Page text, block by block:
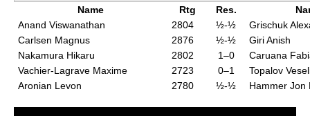
Name
Rtg Res.
Anand Viswanathan
2804 ½-½
Grischuk
Carlsen Magnus
2876 ½-½
Giri Anish
Nakamura Hikaru
2802 1–0
Caruana
Vachier-Lagrave Maxime
2723 0–1
Topalov
Aronian Levon
2780 ½-½ Hammer Jon